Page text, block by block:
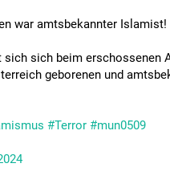
war amtsbekannter Islamist!
sich sich beim erschossenen
geborenen und
#Terror #mun0509